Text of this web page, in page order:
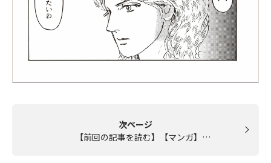
次ページ
【前回の記事を読む】【マンガ】…